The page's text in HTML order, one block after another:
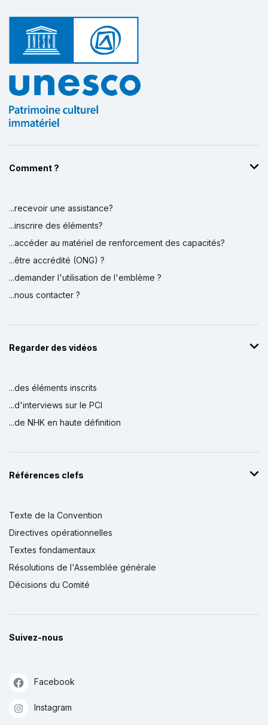
Comment ?
...recevoir une assistance?
...inscrire des éléments?
...accéder au matériel de renforcement des capacités?
...être accrédité (ONG) ?
...demander l'utilisation de l'emblème ?
...nous contacter ?
Regarder des vidéos
...des éléments inscrits
...d'interviews sur le PCI
...de NHK en haute définition
Références clefs
Texte de la Convention
Directives opérationnelles
Textes fondamentaux
Résolutions de l'Assemblée générale
Décisions du Comité
Suivez-nous
Facebook
Instagram